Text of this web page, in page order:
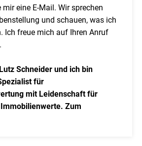
mir eine E-Mail. Wir sprechen
und schauen, was ich
Ich freue mich auf Ihren Anruf
Schneider und ich bin
für
mit Leidenschaft für
Zum